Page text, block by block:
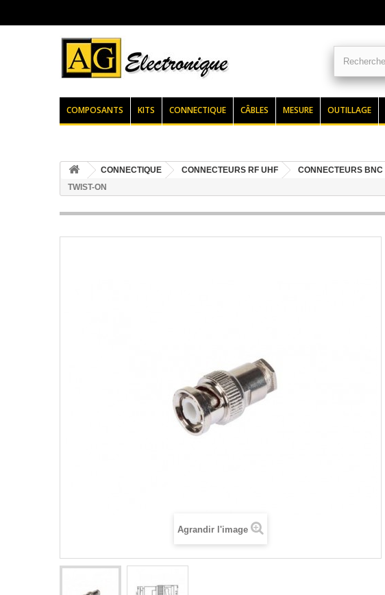
COMPOSANTS KITS CONNECTIQUE CÂBLES MESURE OUTILLAGE
CONNECTIQUE CONNECTEURS RF UHF CONNECTEURS BNC
TWIST-ON
Agrandir l'image